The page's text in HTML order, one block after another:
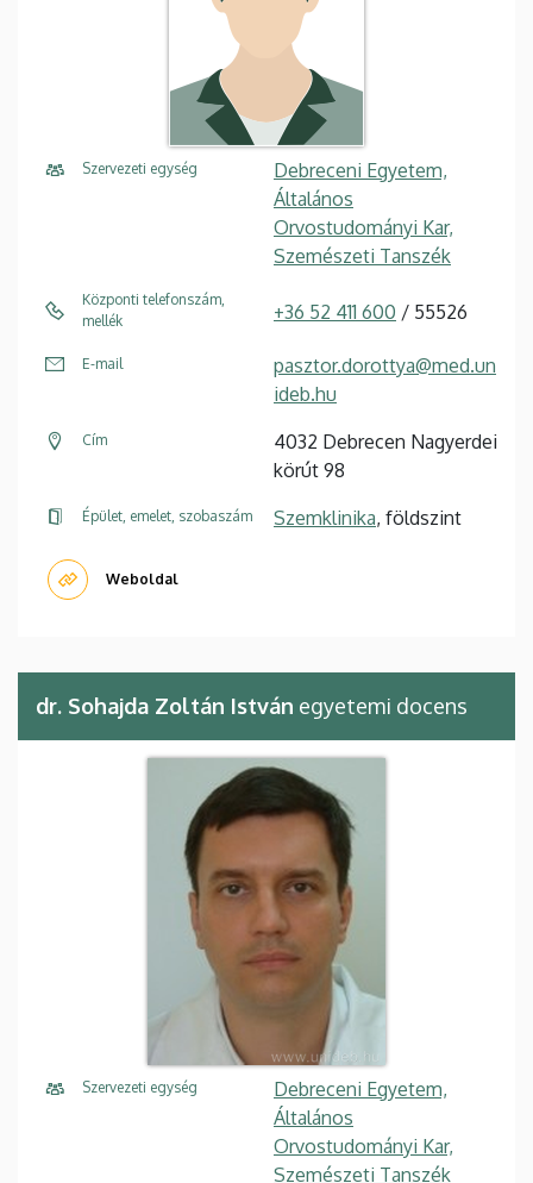
Szervezeti egység
Debreceni Egyetem,
Általános
Orvostudományi Kar,
Szemészeti Tanszék
Központi telefonszám,
mellék
+36 52 411 600 / 55526
E-mail
pasztor.dorottya@med.un
ideb.hu
Cím
4032 Debrecen Nagyerdei
körút 98
Épület, emelet, szobaszám Szemklinika, földszint
Weboldal
dr. Sohajda Zoltán István egyetemi docens
Szervezeti egység
Debreceni Egyetem,
Általános
Orvostudományi Kar,
Szemészeti Tanszék